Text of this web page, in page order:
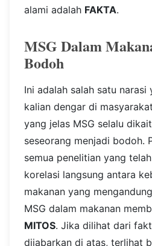
alami adalah FAKTA.
MSG Dalam
Bodoh
Ini adalah salah satu narasi
kalian dengar di
yang jelas MSG selalu
seseorang menjadi bodoh.
semua penelitian yang
korelasi langsung antara
makanan yang
MSG dalam makanan
MITOS. Jika dilihat dari
dijabarkan di atas, terlihat